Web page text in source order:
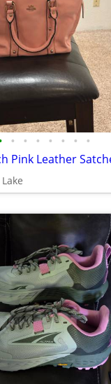
• • • • • • •